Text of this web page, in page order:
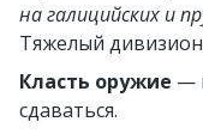
на галицийских и
Тяжелый
Класть оружие —
сдаваться.